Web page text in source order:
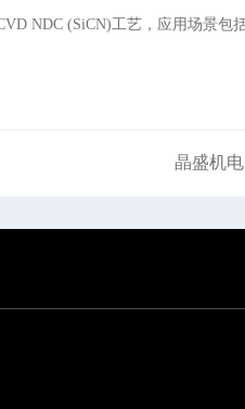
NDC (SiCN)工艺，应用场景包
晶盛机